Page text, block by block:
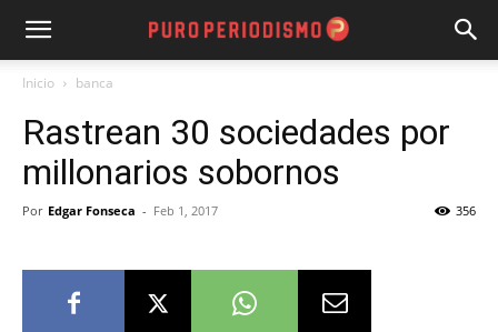
Inicio banca
Rastrean 30 sociedades por
millonarios sobornos
Por Edgar Fonseca - Feb 1, 2017 356